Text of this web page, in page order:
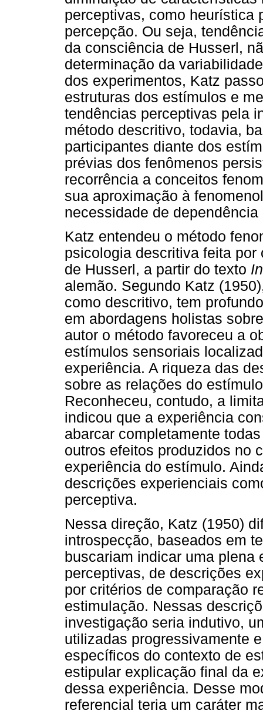
perceptivas, como heurística
percepção. Ou seja,
da consciência de Husserl,
determinação da
dos experimentos, Katz
estruturas dos estímulos e
tendências perceptivas pela
método descritivo, todavia,
participantes diante dos
prévias dos fenômenos
recorrência a conceitos
sua aproximação à
necessidade de
Katz entendeu o método
psicologia descritiva feita
de Husserl, a partir do texto
alemão. Segundo Katz
como descritivo, tem
em abordagens holistas
autor o método favoreceu a
estímulos sensoriais
experiência. A riqueza das
sobre as relações do
Reconheceu, contudo, a
indicou que a experiência
abarcar completamente
outros efeitos produzidos no
experiência do estímulo.
descrições experienciais
perceptiva.
Nessa direção, Katz (1950)
introspecção, baseados em
buscariam indicar uma
perceptivas, de descrições
por critérios de comparação
estimulação. Nessas
investigação seria indutivo,
utilizadas progressivamente
específicos do contexto de
estipular explicação final da
dessa experiência. Desse
referencial teria um caráter